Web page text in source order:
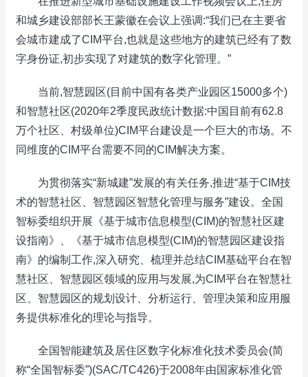
和城乡建设部部长王蒙徽在会议上强调:“我们已在主要省
会城市建成了CIM平台,也就是这些地方的建筑已经有了数
字身份证,初步实现了对建筑的数字化管理。”
当前,智慧园区(目前中国有各类产业园区15000多个)
和智慧社区(2020年2季度民政统计数据:中国目前有62.8
万个社区、村级单位)CIM平台建设是一个巨大的市场。不
同维度的CIM平台需要不同的CIM解决方案。
为贯彻落实“新城建”发展的有关任务,推进“基于CIM技
术的智慧社区、智慧园区智慧化管理与服务”建设。全国
智标委组织开展《基于城市信息模型(CIM)的智慧社区建
设指南》、《基于城市信息模型(CIM)的智慧园区建设指
南》的编制工作,深入研究、梳理并总结CIM基础平台在智
慧社区、智慧园区领域的应用与发展,为CIM平台在智慧社
区、智慧园区的规划设计、分析运行、管理决策和应用服
务提供标准化的理论与指导。
全国智能建筑及居住区数字化标准化技术委员会(简
称“全国智标委”)(SAC/TC426)于2008年由国家标准化管